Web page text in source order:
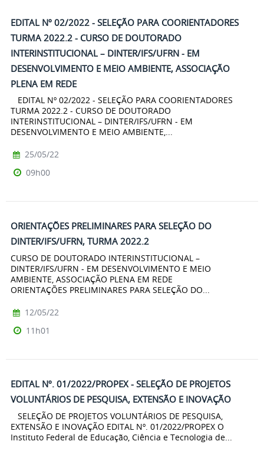
EDITAL Nº 02/2022 - SELEÇÃO PARA COORIENTADORES
TURMA 2022.2 - CURSO DE DOUTORADO
INTERINSTITUCIONAL – DINTER/IFS/UFRN - EM
DESENVOLVIMENTO E MEIO AMBIENTE, ASSOCIAÇÃO
PLENA EM REDE
EDITAL Nº 02/2022 - SELEÇÃO PARA COORIENTADORES
TURMA 2022.2 - CURSO DE DOUTORADO
INTERINSTITUCIONAL – DINTER/IFS/UFRN - EM
DESENVOLVIMENTO E MEIO AMBIENTE,...
25/05/22
09h00
ORIENTAÇÕES PRELIMINARES PARA SELEÇÃO DO
DINTER/IFS/UFRN, TURMA 2022.2
CURSO DE DOUTORADO INTERINSTITUCIONAL –
DINTER/IFS/UFRN - EM DESENVOLVIMENTO E MEIO
AMBIENTE, ASSOCIAÇÃO PLENA EM REDE
ORIENTAÇÕES PRELIMINARES PARA SELEÇÃO DO...
12/05/22
11h01
EDITAL Nº. 01/2022/PROPEX - SELEÇÃO DE PROJETOS
VOLUNTÁRIOS DE PESQUISA, EXTENSÃO E INOVAÇÃO
SELEÇÃO DE PROJETOS VOLUNTÁRIOS DE PESQUISA,
EXTENSÃO E INOVAÇÃO EDITAL Nº. 01/2022/PROPEX O
Instituto Federal de Educação, Ciência e Tecnologia de...